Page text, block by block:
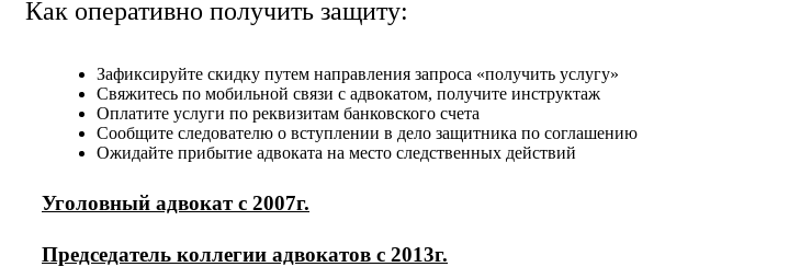
Как оперативно получить защиту:
Зафиксируйте скидку путем направления запроса «получить услугу»
Свяжитесь по мобильной связи с адвокатом, получите инструктаж
Оплатите услуги по реквизитам банковского счета
Сообщите следователю о вступлении в дело защитника по соглашению
Ожидайте прибытие адвоката на место следственных действий
Уголовный адвокат с 2007г.
Председатель коллегии адвокатов с 2013г.